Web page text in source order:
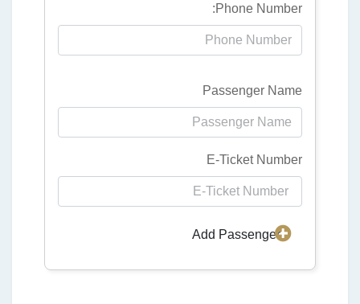
Phone Number:
Passenger Name
E-Ticket Number
Add Passenger